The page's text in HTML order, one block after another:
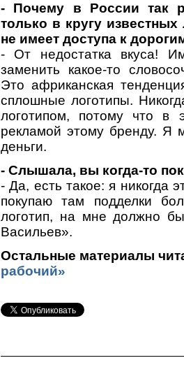
- Почему в России так
только в кругу
не имеет доступа к
- От недостатка вкуса!
заменить какое-то
Это африканская
сплошные логотипы.
логотипом, потому что в
рекламой этому бренду. Я
деньги.
- Слышала, вы когда-то
- Да, есть такое: я никогда
покупаю там подделки
логотип, на мне должно
Васильев».
Остальные материалы
рабочий»